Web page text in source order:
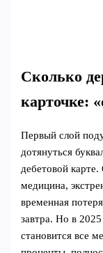
Сколько
карточке:
Первый слой
дотянуться
дебетовой
медицина,
временная
завтра. Но в
становится все